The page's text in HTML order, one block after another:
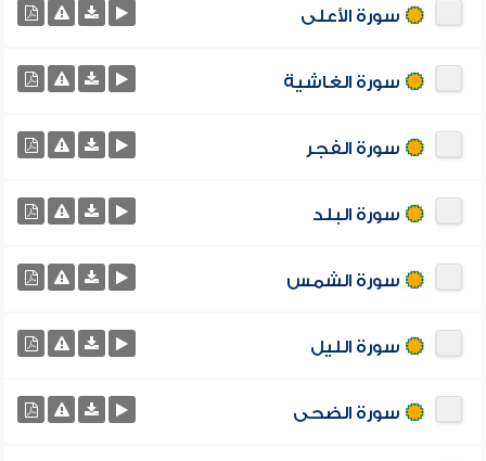
سورة الأعلى
سورة الغاشية
سورة الفجر
سورة البلد
سورة الشمس
سورة الليل
سورة الضحى